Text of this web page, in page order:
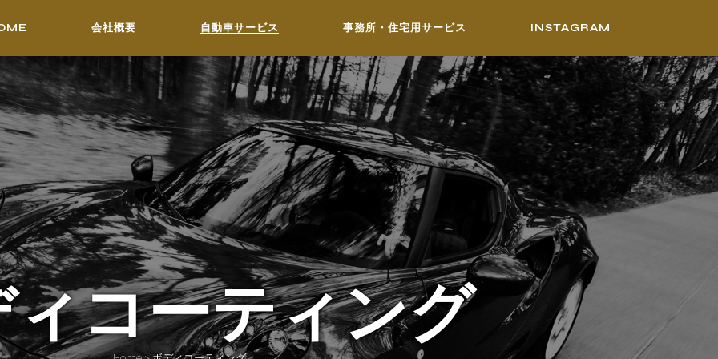
会社概要 自動車サービス 事務所・住宅用サービス INSTAGRAM
コーティング